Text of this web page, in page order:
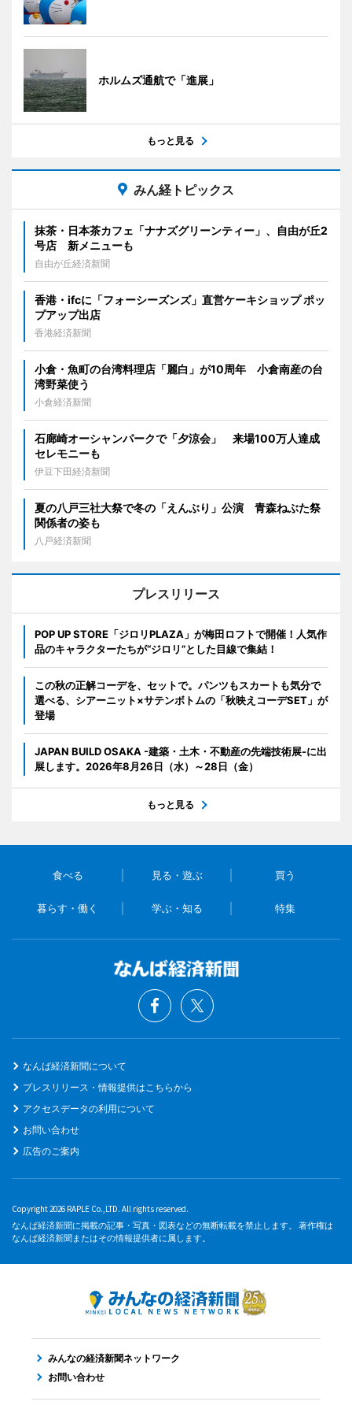
ホルムズ通航で「進展」
もっと見る
みん経トピックス
抹茶・日本茶カフェ「ナナズグリーンティー」、自由が丘2
号店 新メニューも
自由が丘経済新聞
香港・ifcに「フォーシーズンズ」直営ケーキショップ ポッ
プアップ出店
香港経済新聞
小倉・魚町の台湾料理店「麗白」が10周年 小倉南産の台
湾野菜使う
小倉経済新聞
石廊崎オーシャンパークで「夕涼会」 来場100万人達成
セレモニーも
伊豆下田経済新聞
夏の八戸三社大祭で冬の「えんぶり」公演 青森ねぶた祭
関係者の姿も
八戸経済新聞
プレスリリース
POP UP STORE「ジロリPLAZA」が梅田ロフトで開催！人気作
品のキャラクターたちが“ジロリ”とした目線で集結！
この秋の正解コーデを、セットで。パンツもスカートも気分で
選べる、シアーニット×サテンボトムの「秋映えコーデSET」が
登場
JAPAN BUILD OSAKA -建築・土木・不動産の先端技術展-に出
展します。2026年8月26日（水）～28日（金）
もっと見る
食べる 見る・遊ぶ 買う
暮らす・働く 学ぶ・知る 特集
なんば経済新聞について
プレスリリース・情報提供はこちらから
アクセスデータの利用について
お問い合わせ
広告のご案内
Copyright 2026 RAPLE Co.,LTD. All rights reserved.
なんば経済新聞に掲載の記事・写真・図表などの無断転載を禁止します。 著作権は
なんば経済新聞またはその情報提供者に属します。
みんなの経済新聞ネットワーク
お問い合わせ